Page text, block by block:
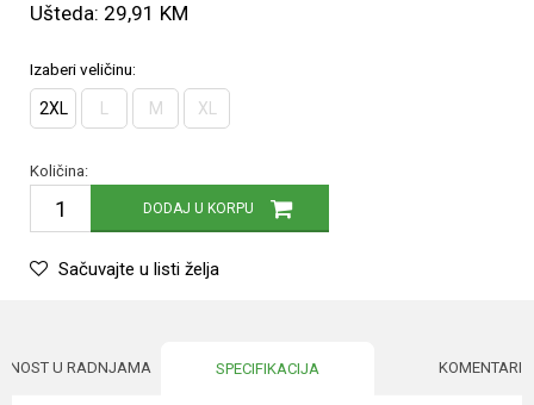
Ušteda: 29,91 KM
Izaberi veličinu:
2XL M XL
Količina:
DODAJ U KORPU
Sačuvajte u listi želja
U RADNJAMA SPECIFIKACIJA KOMENTARI